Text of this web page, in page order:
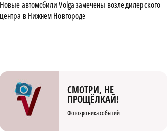
Новые автомобили Volga замечены возле дилерского
центра в Нижнем Новгороде
СМОТРИ, НЕ
ПРОЩЁЛКАЙ!
Фотохроника событий